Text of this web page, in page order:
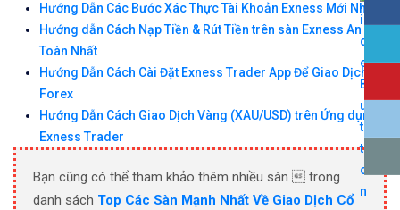
Hướng Dẫn Các Bước Xác Thực Tài Khoản Exness Mới Nhất
Hướng dẫn Cách Nạp Tiền & Rút Tiền trên sàn Exness An
Toàn Nhất
Hướng Dẫn Cách Cài Đặt Exness Trader App Để Giao Dịch
Forex
Hướng Dẫn Cách Giao Dịch Vàng (XAU/USD) trên Ứng dụng
Exness Trader
Bạn cũng có thể tham khảo thêm nhiều sàn  trong
danh sách Top Các Sàn Mạnh Nhất Về Giao Dịch Cổ